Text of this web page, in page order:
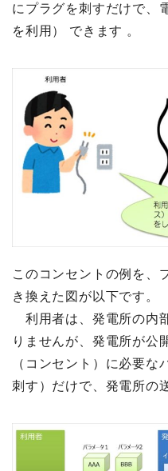
にプラグを刺すだけで、
を利用） できます 。
このコンセントの例を、
き換えた図が以下です。
利用者は、発電所の内
りませんが、発電所が公
（コンセント）に必要な
刺す）だけで、発電所の